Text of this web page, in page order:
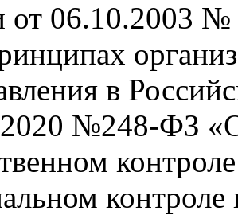
от 06.10.2003
в
№248-ФЗ
контроле